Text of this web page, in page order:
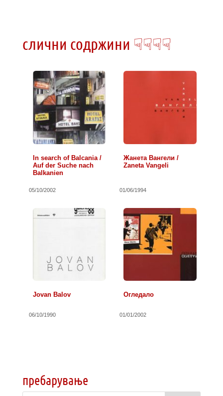
слични содржини ☟☟☟☟
In search of Balcania /
Auf der Suche nach
Balkanien
05/10/2002
Жанета Вангели /
Zaneta Vangeli
01/06/1994
Jovan Balov
06/10/1990
Огледало
01/01/2002
пребарување